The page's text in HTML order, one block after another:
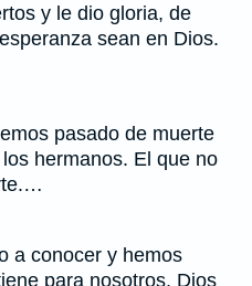
y le dio gloria, de
sean en Dios.
pasado de muerte
hermanos. El que no
a conocer y hemos
para nosotros. Dios